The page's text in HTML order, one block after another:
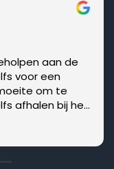
aan de
voor een
om te
afhalen bij het
bij de
hierdoor
oponthoud.